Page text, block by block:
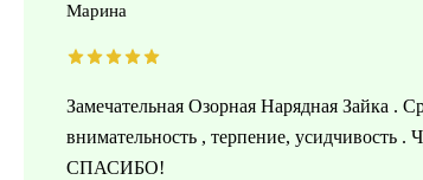
Марина
Замечательная Озорная Нарядная Зайка .
внимательность , терпение, усидчивость
СПАСИБО!